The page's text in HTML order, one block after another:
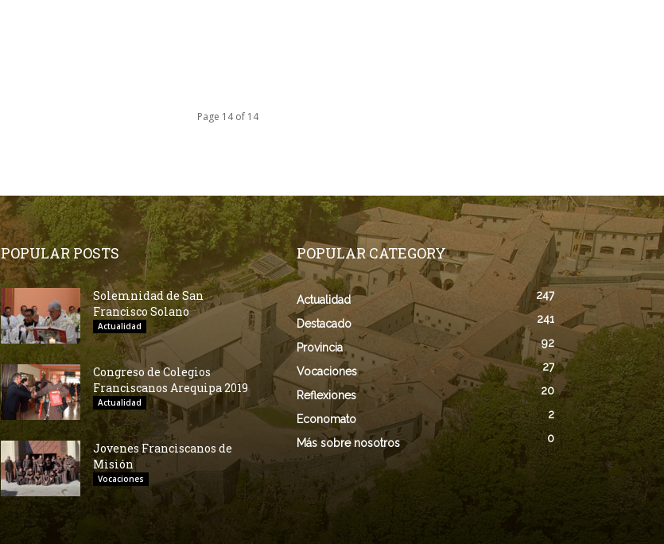
Page 14 of 14
POPULAR POSTS
Solemnidad de San
Francisco Solano
Actualidad
Congreso de Colegios
Franciscanos Arequipa 2019
Actualidad
Jovenes Franciscanos de
Misión
Vocaciones
POPULAR CATEGORY
Actualidad 247
Destacado 241
Provincia 92
Vocaciones 27
Reflexiones 20
Economato 2
Más sobre nosotros 0